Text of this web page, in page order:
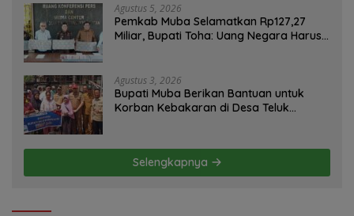
Agustus 5, 2026
Pemkab Muba Selamatkan Rp127,27
Miliar, Bupati Toha: Uang Negara Harus
Agustus 3, 2026
Bupati Muba Berikan Bantuan untuk
Korban Kebakaran di Desa Teluk
Selengkapnya